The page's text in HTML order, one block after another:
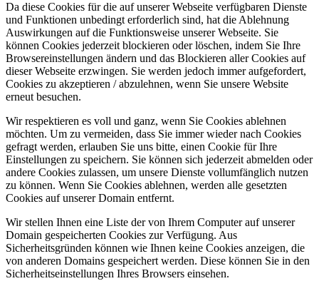
Da diese Cookies für die auf unserer Webseite verfügbaren Dienste
und Funktionen unbedingt erforderlich sind, hat die Ablehnung
Auswirkungen auf die Funktionsweise unserer Webseite. Sie
können Cookies jederzeit blockieren oder löschen, indem Sie Ihre
Browsereinstellungen ändern und das Blockieren aller Cookies auf
dieser Webseite erzwingen. Sie werden jedoch immer aufgefordert,
Cookies zu akzeptieren / abzulehnen, wenn Sie unsere Website
erneut besuchen.
Wir respektieren es voll und ganz, wenn Sie Cookies ablehnen
möchten. Um zu vermeiden, dass Sie immer wieder nach Cookies
gefragt werden, erlauben Sie uns bitte, einen Cookie für Ihre
Einstellungen zu speichern. Sie können sich jederzeit abmelden oder
andere Cookies zulassen, um unsere Dienste vollumfänglich nutzen
zu können. Wenn Sie Cookies ablehnen, werden alle gesetzten
Cookies auf unserer Domain entfernt.
Wir stellen Ihnen eine Liste der von Ihrem Computer auf unserer
Domain gespeicherten Cookies zur Verfügung. Aus
Sicherheitsgründen können wie Ihnen keine Cookies anzeigen, die
von anderen Domains gespeichert werden. Diese können Sie in den
Sicherheitseinstellungen Ihres Browsers einsehen.